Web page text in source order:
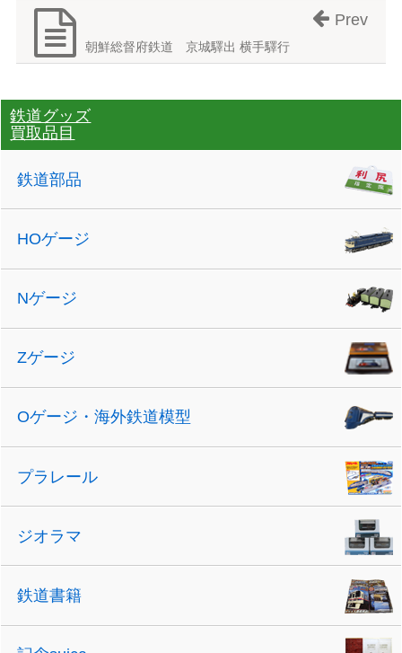
朝鮮総督府鉄道 京城驛出 横手驛行
Prev
鉄道グッズ
買取品目
鉄道部品
HOゲージ
Nゲージ
Zゲージ
Oゲージ・海外鉄道模型
プラレール
ジオラマ
鉄道書籍